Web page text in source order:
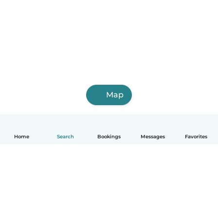
Home Search Bookings Messages Favorites
Map